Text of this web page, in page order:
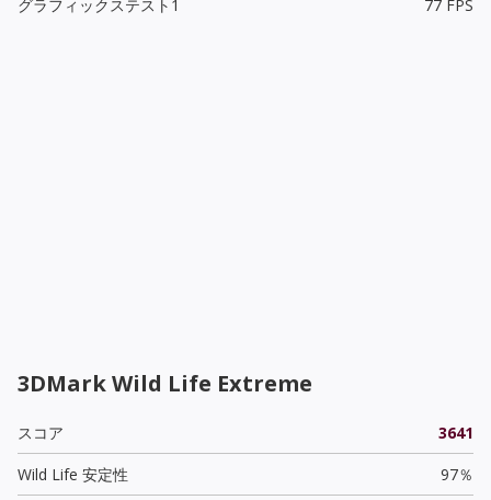
グラフィックステスト1
77 FPS
3DMark Wild Life Extreme
スコア
3641
Wild Life 安定性
97％